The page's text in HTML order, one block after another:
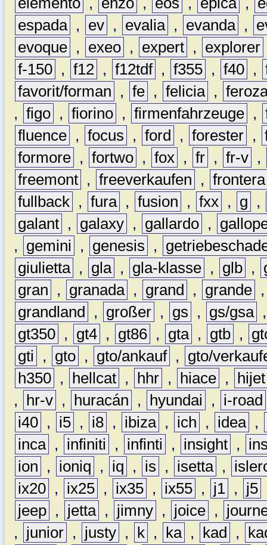
espada , ev , evalia , evanda ,
evoque , exeo , expert , explorer
f-150 , f12 , f12tdf , f355 , f40 ,
favorit/forman
, fe , felicia ,
, figo , fiorino , firmenfahrzeuge ,
fluence , focus , ford , forester ,
formore , fortwo , fox , fr , fr-v ,
freemont , freeverkaufen , frontera
fullback , fura , fusion , fxx , g
,
galant , galaxy , gallardo ,
,
gemini , genesis ,
giulietta , gla , gla-klasse , glb ,
gran
, granada , grand , grande
grandland
, großer , gs , gs/gsa
gt350 , gt4 , gt86 , gta , gtb ,
gti
, gto , gto/ankauf ,
gto/
h350 , hellcat , hhr , hiace ,
hijet
,
hr-v , huracán , hyundai ,
i-road
i40 , i5 , i8 , ibiza , ich , idea ,
inca , infiniti , infinti , insight ,
ion
, ioniq , iq , is , isetta ,
ix20 , ix25 , ix35 , ix55 , j1 , j5
jeep , jetta , jimny , joice ,
,
junior , justy , k , ka , kad ,